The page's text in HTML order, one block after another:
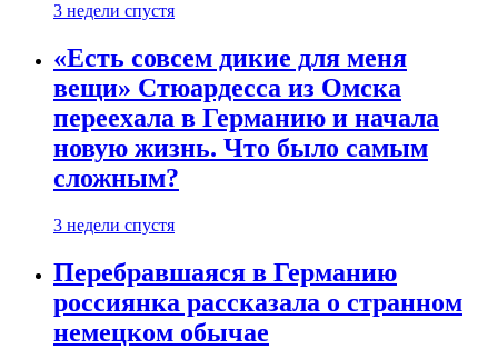
3 недели спустя
«Есть совсем дикие для меня
вещи» Стюардесса из Омска
переехала в Германию и начала
новую жизнь. Что было самым
сложным?
3 недели спустя
Перебравшаяся в Германию
россиянка рассказала о странном
немецком обычае